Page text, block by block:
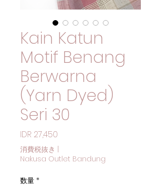
Kain Katun
Motif Benang
Berwarna
(Yarn Dyed)
Seri 30
IDR 27,450
消費税抜き
Nakusa Outlet Bandung
数量 *